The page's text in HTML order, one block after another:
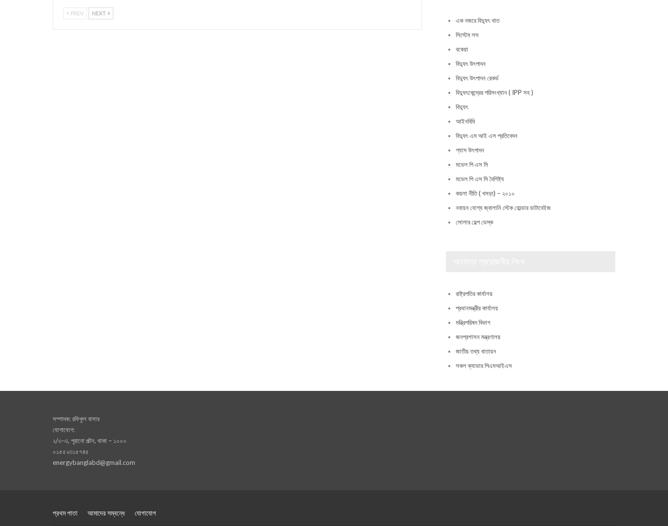
PREV NEXT
এক নজরে বিদ্যুৎ খাত
সিস্টেম লস
বকেয়া
বিদ্যুৎ উৎপাদন
বিদ্যুৎ উৎপাদন রেকর্ড
বিদ্যুৎকেন্দ্রের পরিসংখ্যান ( IPP সহ )
বিদ্যুৎ
আইনবিধি
বিদ্যুৎ এম আই এস প্রতিবেদন
গ্যাস উৎপাদন
মডেল পি এস সি
মডেল পি এস সি বৈশিষ্ট্য
কয়লা নীতি ( খসড়া) – ২০১০
নবায়ন যোগ্য জ্বালানি স্টেক হোল্ডার ডাটাবেইজ
সোলার হেল্প ডেস্ক
রাষ্ট্রপতির কার্যালয়
প্রধানমন্ত্রীর কার্যালয়
মন্ত্রিপরিষদ বিভাগ
জনপ্রশাসন মন্ত্রণালয়
জাতীয় তথ্য বাতায়ন
সকল ক্যাডার পিএমআইএস
সম্পাদক: রফিকুল বাসার
যোগাযোগ:
২/৩-এ, পূরানো পল্টন, থাকা – ১০০০
০১৫৫২৩১৫৭৪৫
energybanglabd@gmail.com
প্রথম পাতা আমাদের সম্বন্ধে যোগাযোগ